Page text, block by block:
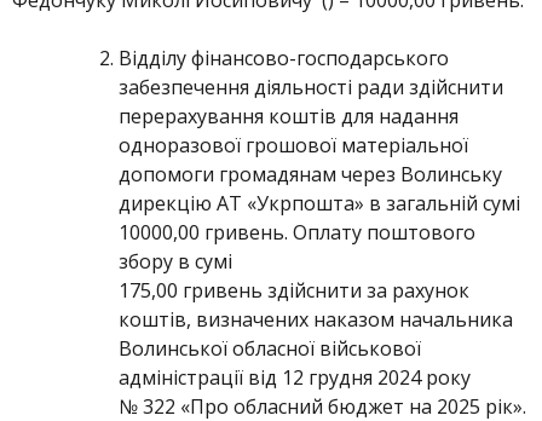
Відділу фінансово-господарського
забезпечення діяльності ради здійснити
перерахування коштів для надання
одноразової грошової матеріальної
допомоги громадянам через Волинську
дирекцію АТ «Укрпошта» в загальній сумі
10000,00 гривень. Оплату поштового
збору в сумі
175,00 гривень здійснити за рахунок
коштів, визначених наказом начальника
Волинської обласної військової
адміністрації від 12 грудня 2024 року
№ 322 «Про обласний бюджет на 2025 рік».